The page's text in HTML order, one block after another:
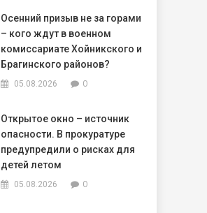
Осенний призыв не за горами
– кого ждут в военном
комиссариате Хойникского и
Брагинского районов?
05.08.2026 0
Открытое окно – источник
опасности. В прокуратуре
предупредили о рисках для
детей летом
05.08.2026 0